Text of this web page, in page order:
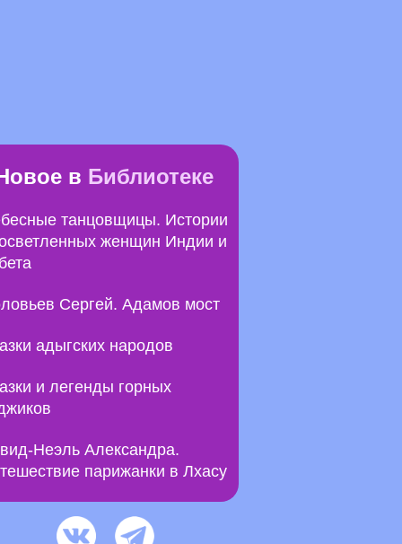
в Библиотеке
танцовщицы. Истории
женщин Индии и
Сергей. Адамов мост
адыгских народов
и легенды горных
Неэль Александра.
парижанки в Лхасу